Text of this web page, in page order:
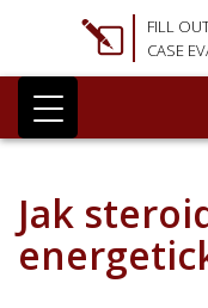
FILL
CASE
Jak